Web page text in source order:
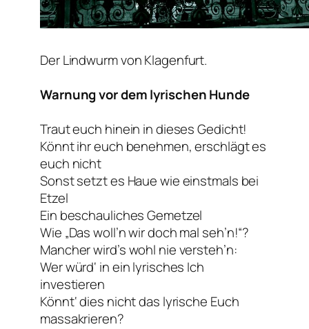
Der Lindwurm von Klagenfurt.
Warnung vor dem lyrischen Hunde
Traut euch hinein in dieses Gedicht!
Könnt ihr euch benehmen, erschlägt es
euch nicht
Sonst setzt es Haue wie einstmals bei
Etzel
Ein beschauliches Gemetzel
Wie „Das woll’n wir doch mal seh’n!“?
Mancher wird’s wohl nie versteh’n:
Wer würd‘ in ein lyrisches Ich
investieren
Könnt‘ dies nicht das lyrische Euch
massakrieren?